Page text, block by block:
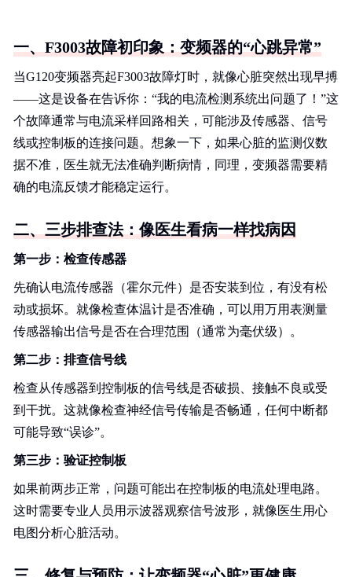
一、F3003故障初印象：变频器的“心跳异常”
当G120变频器亮起F3003故障灯时，就像心脏突然出现早搏
——这是设备在告诉你：“我的电流检测系统出问题了！”这
个故障通常与电流采样回路相关，可能涉及传感器、信号
线或控制板的连接问题。想象一下，如果心脏的监测仪数
据不准，医生就无法准确判断病情，同理，变频器需要精
确的电流反馈才能稳定运行。
二、三步排查法：像医生看病一样找病因
第一步：检查传感器
先确认电流传感器（霍尔元件）是否安装到位，有没有松
动或损坏。就像检查体温计是否准确，可以用万用表测量
传感器输出信号是否在合理范围（通常为毫伏级）。
第二步：排查信号线
检查从传感器到控制板的信号线是否破损、接触不良或受
到干扰。这就像检查神经信号传输是否畅通，任何中断都
可能导致“误诊”。
第三步：验证控制板
如果前两步正常，问题可能出在控制板的电流处理电路。
这时需要专业人员用示波器观察信号波形，就像医生用心
电图分析心脏活动。